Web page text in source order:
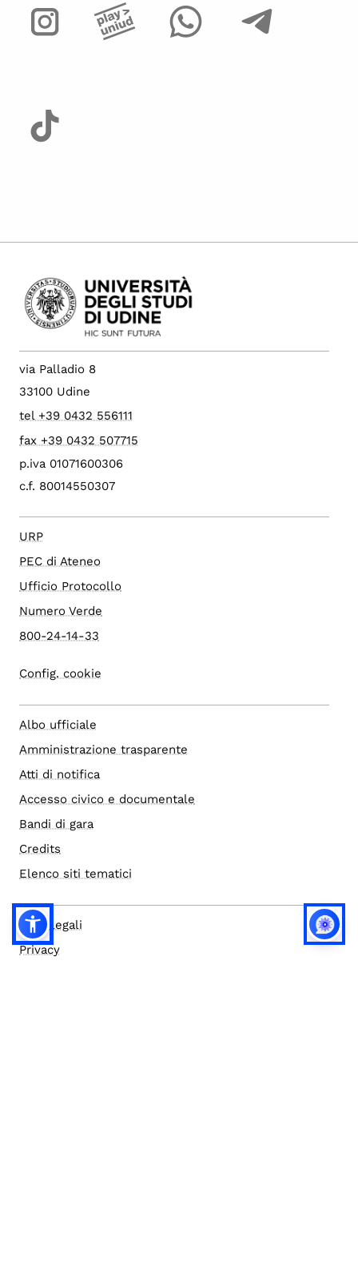
via Palladio 8
33100 Udine
tel +39 0432 556111
fax +39 0432 507715
p.iva 01071600306
c.f. 80014550307
URP
PEC di Ateneo
Ufficio Protocollo
Numero Verde
800-24-14-33
Config. cookie
Albo ufficiale
Amministrazione trasparente
Atti di notifica
Accesso civico e documentale
Bandi di gara
Credits
Elenco siti tematici
Note legali
Privacy